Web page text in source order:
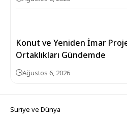
Konut ve Yeniden İmar
Ortaklıkları Gündemde
Ağustos 6, 2026
Suriye ve Dünya